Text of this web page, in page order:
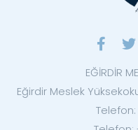
EĞİRDİR
Eğirdir Meslek
Telefon: